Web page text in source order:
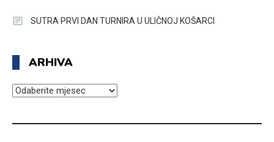
SUTRA PRVI DAN TURNIRA U ULIČNOJ KOŠARCI
ARHIVA
ARHIVA